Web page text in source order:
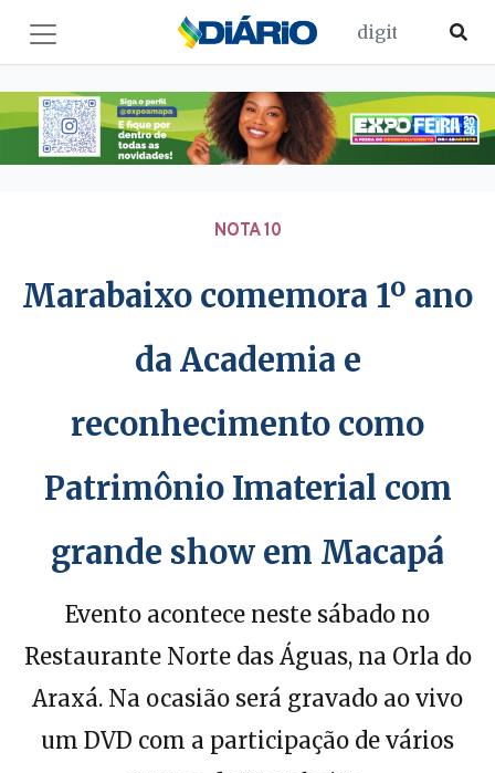
NOTA 10
Marabaixo comemora 1º ano
da Academia e
reconhecimento como
Patrimônio Imaterial com
grande show em Macapá
Evento acontece neste sábado no
Restaurante Norte das Águas, na Orla do
Araxá. Na ocasião será gravado ao vivo
um DVD com a participação de vários